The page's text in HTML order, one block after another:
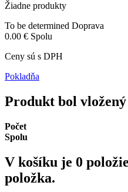
Žiadne produkty
To be determined Doprava
0.00 € Spolu
Ceny sú s DPH
Pokladňa
Produkt bol
Počet
Spolu
V košíku je 0
položka.